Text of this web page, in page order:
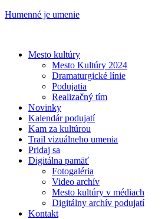
Humenné je umenie
Mesto kultúry
Mesto Kultúry 2024
Dramaturgické línie
Podujatia
Realizačný tím
Novinky
Kalendár podujatí
Kam za kultúrou
Trail vizuálneho umenia
Pridaj sa
Digitálna pamäť
Fotogaléria
Video archív
Mesto kultúry v médiach
Digitálny archív podujatí
Kontakt